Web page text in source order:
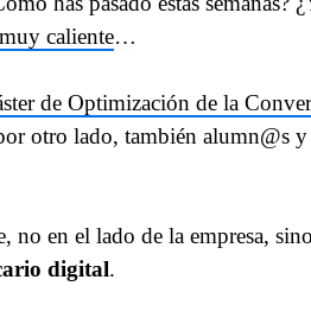
caliente…
de Optimización de la
otro lado, también alumn@s
no en el lado de la empresa,
digital.